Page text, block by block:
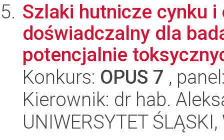
Szlaki hutnicze cynku i
doświadczalny dla
potencjalnie
Konkurs: OPUS 7 ,
Kierownik: dr hab.
UNIWERSYTET